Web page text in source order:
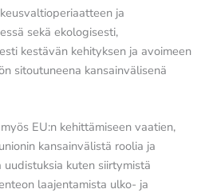
ja
sekä ekologisesti,
kestävän kehityksen ja avoimeen
sitoutuneena kansainvälisenä
EU:n kehittämiseen vaatien,
kansainvälistä roolia ja
kuten siirtymistä
laajentamista ulko- ja